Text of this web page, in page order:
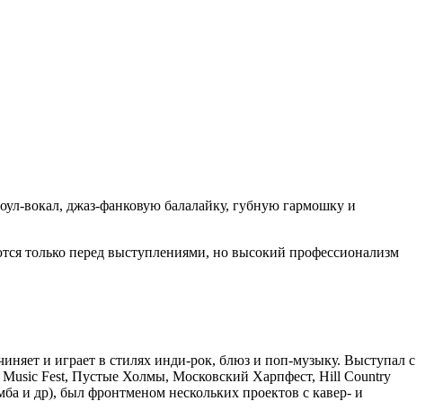
вокал, джаз-фанковую балалайку, губную гармошку и
только перед выступлениями, но высокий профессионализм
и играет в стилях инди-рок, блюз и поп-музыку. Выступал с
Music Fest, Пустые Холмы, Московский Харпфест, Hill Country
и др), был фронтменом нескольких проектов с кавер- и